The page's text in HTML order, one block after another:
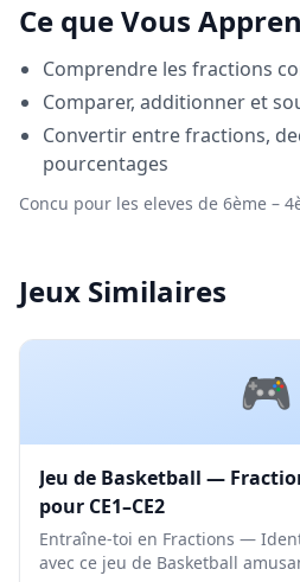
Ce que Vous
Comprendre les fractions
Comparer, additionner et
Convertir entre fractions,
pourcentages
Concu pour les eleves de 6ème –
Jeux Similaires
🎮
Jeu de Basketball —
pour CE1–CE2
Entraîne-toi en Fractions —
avec ce jeu de Basketball